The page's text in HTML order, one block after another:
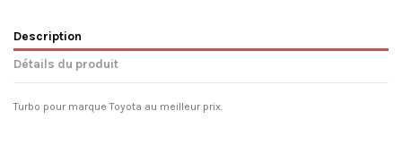
Description
Détails du produit
Turbo pour marque Toyota au meilleur prix.